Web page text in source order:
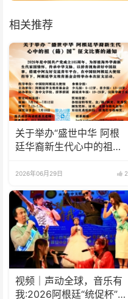
相关推荐
关于举办“盛世中华 阿根
廷华裔新生代心中的祖
2026年06月29日 2
视频｜声动全球，音乐有
我:2026阿根廷“统促杯”水